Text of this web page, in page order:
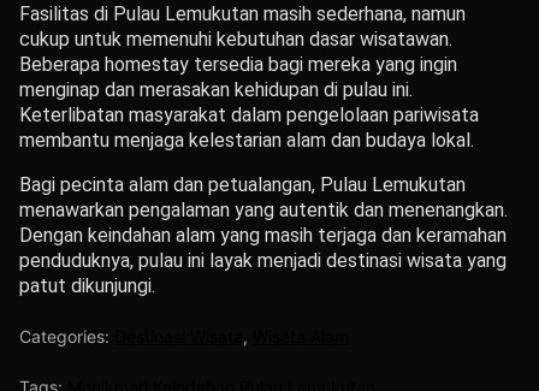
Fasilitas di Pulau Lemukutan masih sederhana, namun
cukup untuk memenuhi kebutuhan dasar wisatawan.
Beberapa homestay tersedia bagi mereka yang ingin
menginap dan merasakan kehidupan di pulau ini.
Keterlibatan masyarakat dalam pengelolaan pariwisata
membantu menjaga kelestarian alam dan budaya lokal.
Bagi pecinta alam dan petualangan, Pulau Lemukutan
menawarkan pengalaman yang autentik dan menenangkan.
Dengan keindahan alam yang masih terjaga dan keramahan
penduduknya, pulau ini layak menjadi destinasi wisata yang
patut dikunjungi.
Categories: ,
Tags: